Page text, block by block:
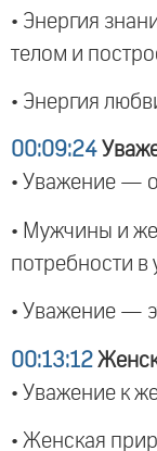
• Энергия
телом и
• Энергия
00:09:24
• Уважение —
• Мужчины и
потребности в
• Уважение —
00:13:12
• Уважение к
• Женская